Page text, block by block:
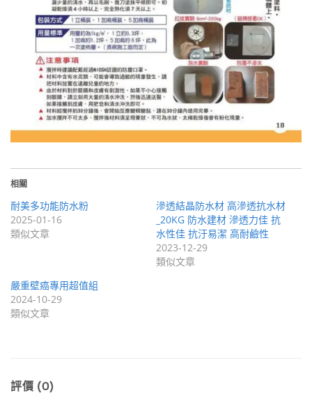
相關
耐美多功能防水粉
2025-01-16
類似文章
滲透結晶防水材 高滲透抗水材
_20KG 防水建材 滲透力佳 抗
水性佳 抗汙易潔 高耐鹼性
2023-12-29
類似文章
嚴重壁癌專用超值組
2024-10-29
類似文章
評價 (0)